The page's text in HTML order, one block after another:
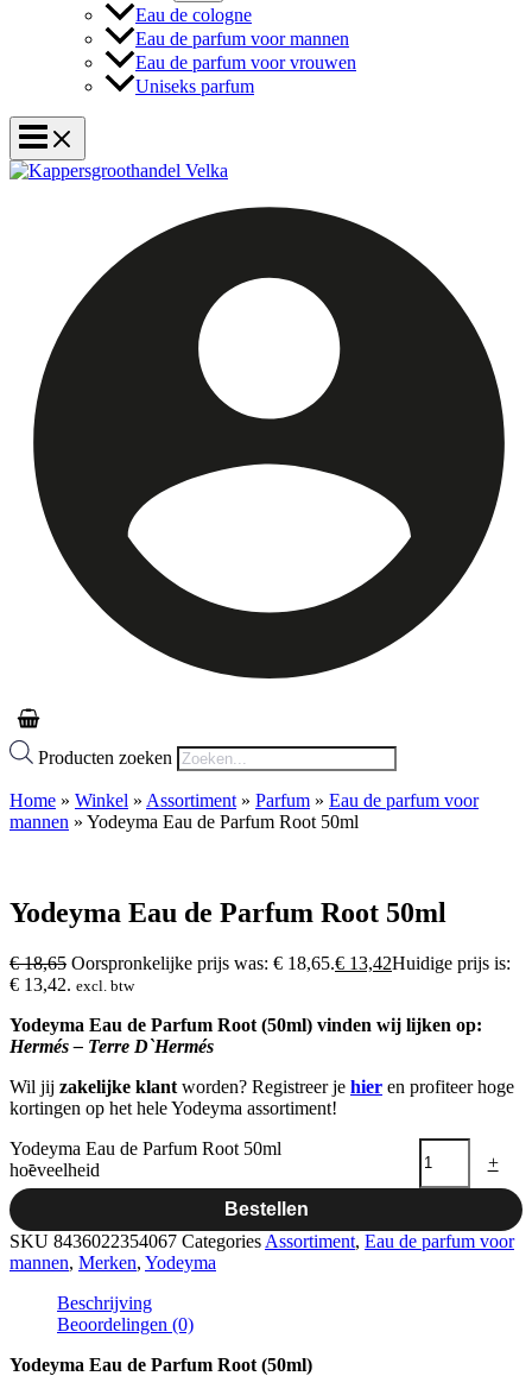
Eau de cologne
Eau de parfum voor mannen
Eau de parfum voor vrouwen
Uniseks parfum
Producten zoeken
Home » Winkel » Assortiment » Parfum » Eau de parfum voor
mannen » Yodeyma Eau de Parfum Root 50ml
Yodeyma Eau de Parfum Root 50ml
€18,65 Oorspronkelijke prijs was: € 18,65.€ 13,42Huidige prijs is:
€ 13,42. excl. btw
Yodeyma Eau de Parfum Root (50ml) vinden wij lijken op:
Hermés– Terre D`Hermés
Wil jij zakelijke klant worden? Registreer je hier en profiteer hoge
kortingen op het hele Yodeyma assortiment!
-
Yodeyma Eau de Parfum Root 50ml
hoeveelheid
+
Bestellen
SKU 8436022354067 Categories Assortiment, Eau de parfum voor
mannen, Merken, Yodeyma
Beschrijving
Beoordelingen (0)
Yodeyma Eau de Parfum Root (50ml)